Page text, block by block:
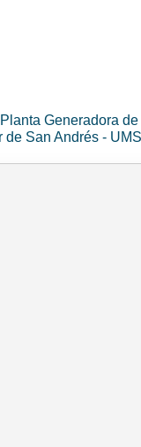
Generadora
de San Andrés -